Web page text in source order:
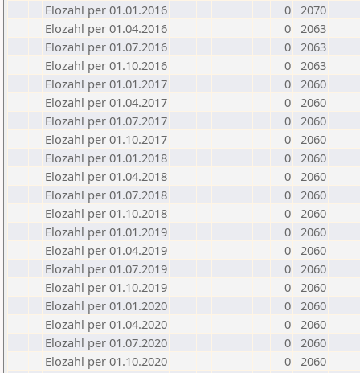
Elozahl per 01.01.2016
0 2070
Elozahl per 01.04.2016
0 2063
Elozahl per 01.07.2016
0 2063
Elozahl per 01.10.2016
0 2063
Elozahl per 01.01.2017
0 2060
Elozahl per 01.04.2017
0 2060
Elozahl per 01.07.2017
0 2060
Elozahl per 01.10.2017
0 2060
Elozahl per 01.01.2018
0 2060
Elozahl per 01.04.2018
0 2060
Elozahl per 01.07.2018
0 2060
Elozahl per 01.10.2018
0 2060
Elozahl per 01.01.2019
0 2060
Elozahl per 01.04.2019
0 2060
Elozahl per 01.07.2019
0 2060
Elozahl per 01.10.2019
0 2060
Elozahl per 01.01.2020
0 2060
Elozahl per 01.04.2020
0 2060
Elozahl per 01.07.2020
0 2060
Elozahl per 01.10.2020
0 2060